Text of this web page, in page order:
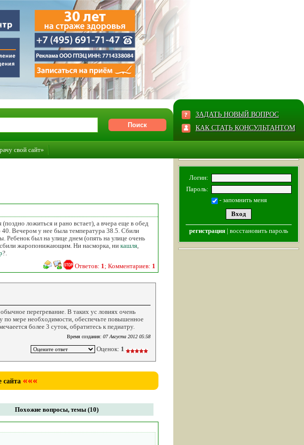
ЗАДАТЬ НОВЫЙ ВОПРОС
КАК СТАТЬ КОНСУЛЬТАНТОМ
свой сайт»
ложиться и рано встает), а вчера еще в обед
Вечером у нее была температура 38.5. Сбили
Ребенок был на улице днем (опять на улице очень
сбили жаропонижающим. Ни насморка, ни кашля,
?.
Ответов: 1; Комментариев: 1
перегревание. В таких ус ловиях очень
по мере необходимости, обеспечьте повышенное
более 3 суток, обратитесь к педиатру.
Время создания: 07 Августа 2012 05:58
Оценок: 1
сайта «««
Похожие вопросы, темы (10)
Логин:
Пароль:
- запомнить меня
регистрация | восстановить пароль